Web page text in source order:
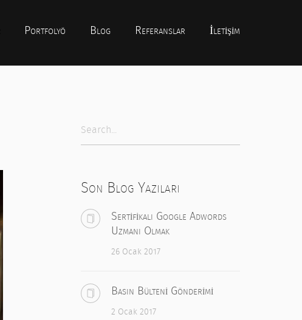
Portfolyö Blog Referanslar İletişim
Son Blog Yazıları
Sertifikalı Google Adwords
Uzmanı Olmak
26 Ocak 2017
Basın Bülteni Gönderimi
2 Ocak 2017